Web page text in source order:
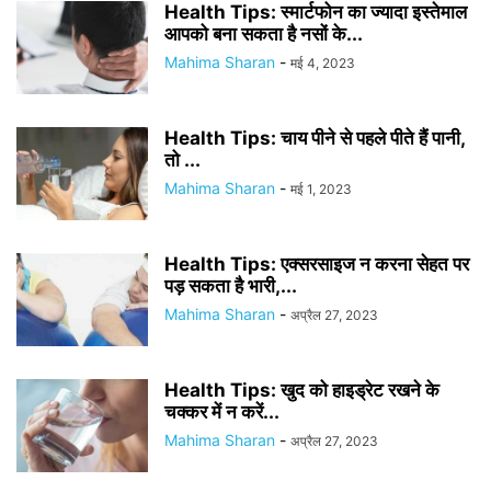
Health Tips: स्मार्टफोन का ज्यादा इस्तेमाल
आपको बना सकता है नसों के...
Mahima Sharan - मई 4, 2023
Health Tips: चाय पीने से पहले पीते हैं पानी,
तो ...
Mahima Sharan - मई 1, 2023
Health Tips: एक्सरसाइज न करना सेहत पर
पड़ सकता है भारी,...
Mahima Sharan - अप्रैल 27, 2023
Health Tips: खुद को हाइड्रेट रखने के
चक्कर में न करें...
Mahima Sharan - अप्रैल 27, 2023